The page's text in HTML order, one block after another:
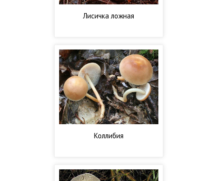
Лисичка ложная
Коллибия